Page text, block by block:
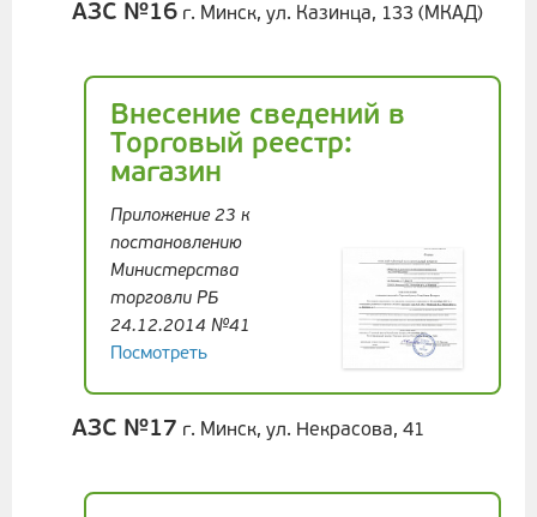
АЗС №16 г. Минск, ул. Казинца, 133 (МКАД)
Внесение сведений в
Торговый реестр:
магазин
Приложение 23 к
постановлению
Министерства
торговли РБ
24.12.2014 №41
Посмотреть
АЗС №17 г. Минск, ул. Некрасова, 41